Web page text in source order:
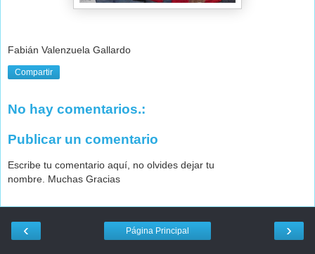
Fabián Valenzuela Gallardo
Compartir
No hay comentarios.:
Publicar un comentario
Escribe tu comentario aquí, no olvides dejar tu
nombre. Muchas Gracias
‹ ›
Página Principal